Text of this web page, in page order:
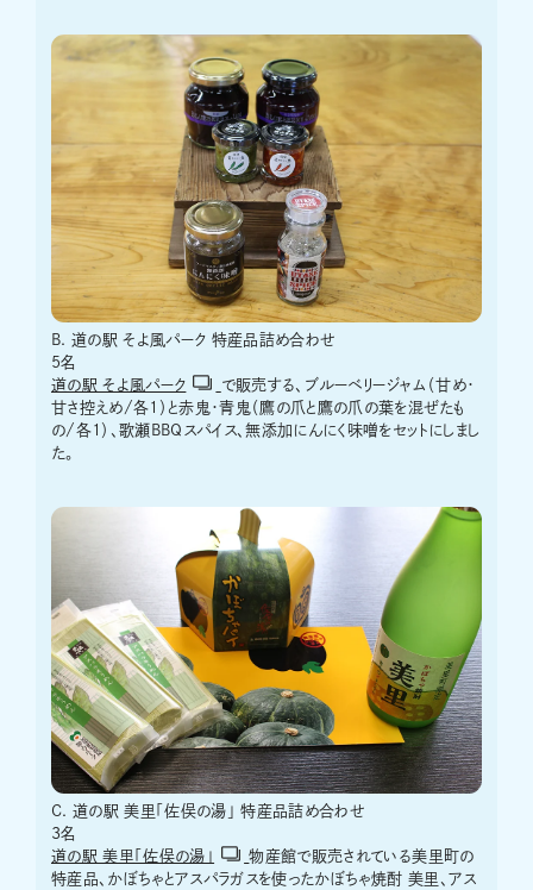
B. 道の駅 そよ風パーク 特産品詰め合わせ
5名
道の駅 そよ風パーク
で販売する、ブルーベリージャム（甘め・
甘さ控えめ/各1）と赤鬼・青鬼（鷹の爪と鷹の爪の葉を混ぜたも
の/各1）、歌瀬BBQスパイス、無添加にんにく味噌をセットにしまし
た。
C. 道の駅 美里「佐俣の湯」 特産品詰め合わせ
3名
道の駅 美里「佐俣の湯」
物産館で販売されている美里町の
特産品、かぼちゃとアスパラガスを使ったかぼちゃ焼酎 美里、アス